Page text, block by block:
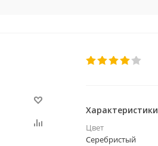
Характеристики
Цвет
Серебристый